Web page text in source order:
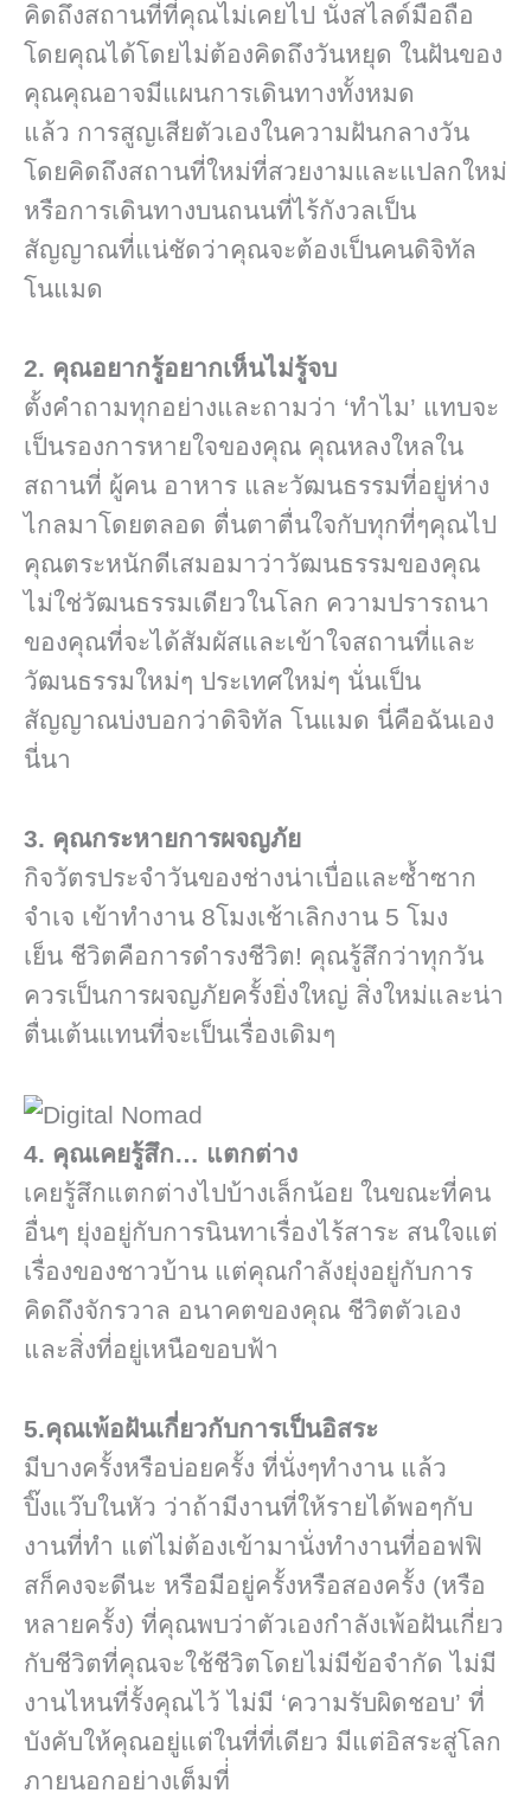
คิดถึงสถานที่ที่คุณไม่เคยไป นั่งสไลด์มือถือ
โดยคุณได้โดยไม่ต้องคิดถึงวันหยุด ในฝันของ
คุณคุณอาจมีแผนการเดินทางทั้งหมด
แล้ว การสูญเสียตัวเองในความฝันกลางวัน
โดยคิดถึงสถานที่ใหม่ที่สวยงามและแปลกใหม่
หรือการเดินทางบนถนนที่ไร้กังวลเป็น
สัญญาณที่แน่ชัดว่าคุณจะต้องเป็นคนดิจิทัล
โนแมด
2. คุณอยากรู้อยากเห็นไม่รู้จบ
ตั้งคำถามทุกอย่างและถามว่า ‘ทำไม’ แทบจะ
เป็นรองการหายใจของคุณ คุณหลงใหลใน
สถานที่ ผู้คน อาหาร และวัฒนธรรมที่อยู่ห่าง
ไกลมาโดยตลอด ตื่นตาตื่นใจกับทุกที่ๆคุณไป
คุณตระหนักดีเสมอมาว่าวัฒนธรรมของคุณ
ไม่ใช่วัฒนธรรมเดียวในโลก ความปรารถนา
ของคุณที่จะได้สัมผัสและเข้าใจสถานที่และ
วัฒนธรรมใหม่ๆ ประเทศใหม่ๆ นั่นเป็น
สัญญาณบ่งบอกว่าดิจิทัล โนแมด นี่คือฉันเอง
นี่นา
3. คุณกระหายการผจญภัย
กิจวัตรประจำวันของช่างน่าเบื่อและซ้ำซาก
จำเจ เข้าทำงาน 8โมงเช้าเลิกงาน 5 โมง
เย็น ชีวิตคือการดำรงชีวิต! คุณรู้สึกว่าทุกวัน
ควรเป็นการผจญภัยครั้งยิ่งใหญ่ สิ่งใหม่และน่า
ตื่นเต้นแทนที่จะเป็นเรื่องเดิมๆ
4. คุณเคยรู้สึก… แตกต่าง
เคยรู้สึกแตกต่างไปบ้างเล็กน้อย ในขณะที่คน
อื่นๆ ยุ่งอยู่กับการนินทาเรื่องไร้สาระ สนใจแต่
เรื่องของชาวบ้าน แต่คุณกำลังยุ่งอยู่กับการ
คิดถึงจักรวาล อนาคตของคุณ ชีวิตตัวเอง
และสิ่งที่อยู่เหนือขอบฟ้า
5.คุณเพ้อฝันเกี่ยวกับการเป็นอิสระ
มีบางครั้งหรือบ่อยครั้ง ที่นั่งๆทำงาน แล้ว
ปิ๊งแว๊บในหัว ว่าถ้ามีงานที่ให้รายได้พอๆกับ
งานที่ทำ แต่ไม่ต้องเข้ามานั่งทำงานที่ออฟฟิ
สก็คงจะดีนะ หรือมีอยู่ครั้งหรือสองครั้ง (หรือ
หลายครั้ง) ที่คุณพบว่าตัวเองกำลังเพ้อฝันเกี่ยว
กับชีวิตที่คุณจะใช้ชีวิตโดยไม่มีข้อจำกัด ไม่มี
งานไหนที่รั้งคุณไว้ ไม่มี ‘ความรับผิดชอบ’ ที่
บังคับให้คุณอยู่แต่ในที่ที่เดียว มีแต่อิสระสู่โลก
ภายนอกอย่างเต็มที่่